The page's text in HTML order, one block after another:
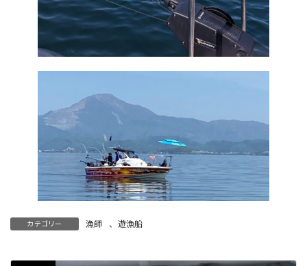
カテゴリー 漁師 、 遊漁船